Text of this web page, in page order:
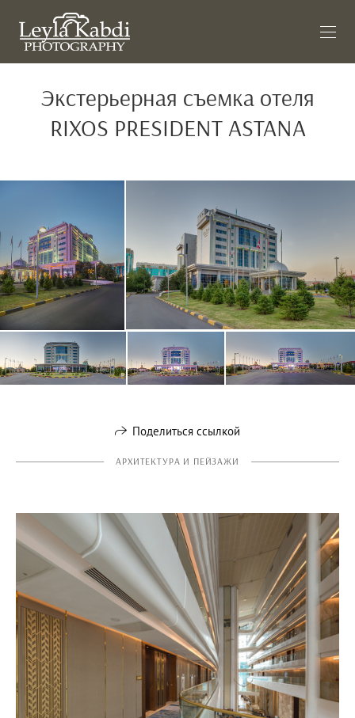
Экстерьерная съемка отеля
RIXOS PRESIDENT ASTANA
Поделиться ссылкой
АРХИТЕКТУРА И ПЕЙЗАЖИ